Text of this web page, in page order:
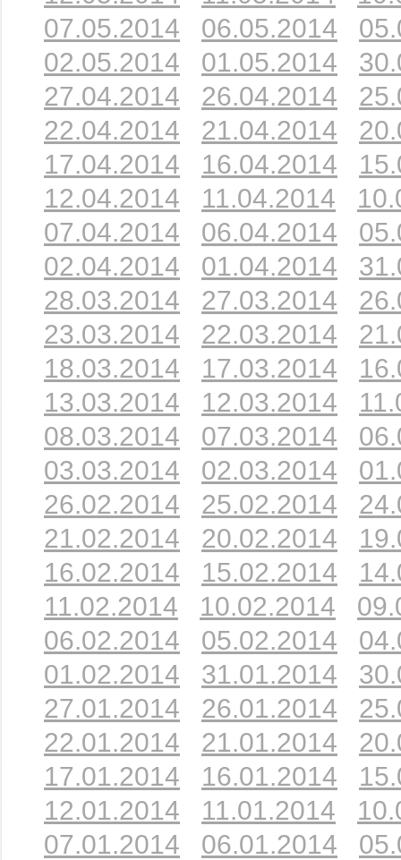
07.05.2014
06.05.2014
02.05.2014
01.05.2014
27.04.2014
26.04.2014
22.04.2014
21.04.2014
17.04.2014
16.04.2014
12.04.2014
11.04.2014
07.04.2014
06.04.2014
02.04.2014
01.04.2014
28.03.2014
27.03.2014
23.03.2014
22.03.2014
18.03.2014
17.03.2014
13.03.2014
12.03.2014
08.03.2014
07.03.2014
03.03.2014
02.03.2014
26.02.2014
25.02.2014
21.02.2014
20.02.2014
16.02.2014
15.02.2014
11.02.2014
10.02.2014
06.02.2014
05.02.2014
01.02.2014
31.01.2014
27.01.2014
26.01.2014
22.01.2014
21.01.2014
17.01.2014
16.01.2014
12.01.2014
11.01.2014
07.01.2014
06.01.2014